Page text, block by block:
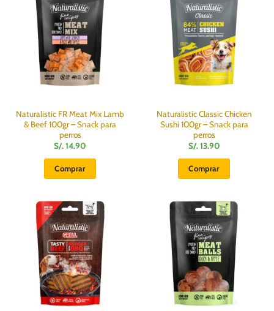
Naturalistic FR Meat Mix Lamb
& Beef 100gr – Snack para
perros
S/.14.90
Comprar
Naturalistic Classic Chicken
Sushi 100gr – Snack para
perros
S/.13.90
Comprar